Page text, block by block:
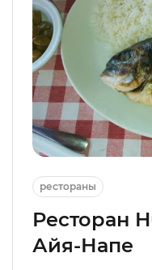
рестораны
Ресторан
Айя-Напе